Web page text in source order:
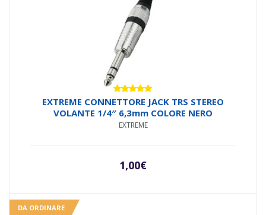
Valutato
5.00su 5
EXTREME CONNETTORE JACK TRS STEREO
VOLANTE 1/4″ 6,3mm COLORE NERO
EXTREME
1,00€
DA ORDINARE